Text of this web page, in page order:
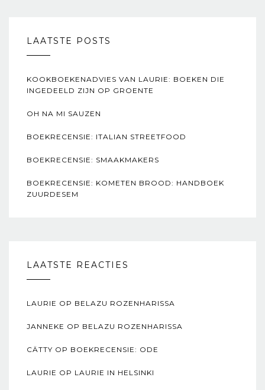
LAATSTE POSTS
KOOKBOEKENADVIES VAN LAURIE: BOEKEN DIE
INGEDEELD ZIJN OP GROENTE
OH NA MI SAUZEN
BOEKRECENSIE: ITALIAN STREETFOOD
BOEKRECENSIE: SMAAKMAKERS
BOEKRECENSIE: KOMETEN BROOD: HANDBOEK
ZUURDESEM
LAATSTE REACTIES
LAURIE OP BELAZU ROZENHARISSA
JANNEKE OP BELAZU ROZENHARISSA
CÄTTY OP BOEKRECENSIE: ODE
LAURIE OP LAURIE IN HELSINKI